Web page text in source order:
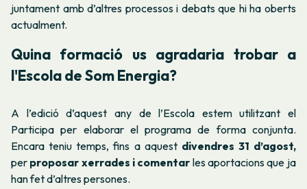
juntament amb d’altres processos i debats que hi ha oberts
actualment.
Quina formació us agradaria trobar a
l'Escola de Som Energia?
A l’edició d’aquest any de l’Escola estem utilitzant el
Participa per elaborar el programa de forma conjunta.
Encara teniu temps, fins a aquest divendres 31 d’agost,
per proposar xerrades i comentar les aportacions que ja
han fet d’altres persones.